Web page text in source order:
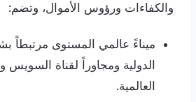
والكفاءات ورؤوس الأموال، وتضم:
ميناءً عالمي المستوى مرتبطاً
الدولية ومجاوراً لقناة
العالمية.